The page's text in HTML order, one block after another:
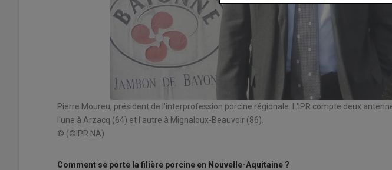
Pierre Moureu, président de l'interprofession porcine régionale. L'IPR compte deux
l'une à Arzacq (64) et l'autre à Mignaloux-Beauvoir (86).
© (©IPR NA)
Comment se porte la filière porcine en Nouvelle-Aquitaine ?